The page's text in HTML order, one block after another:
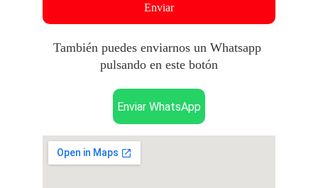
Enviar
Enviar WhatsApp
También puedes enviarnos un Whatsapp
pulsando en este botón